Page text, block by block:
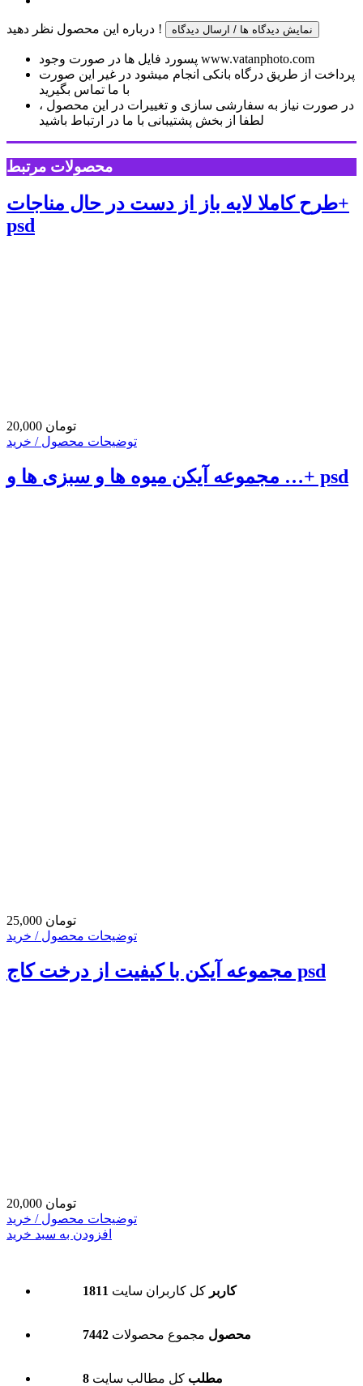
درباره این محصول نظر دهید ! نمایش دیدگاه ها / ارسال دیدگاه
پسورد فایل ها در صورت وجود www.vatanphoto.com
پرداخت از طریق درگاه بانکی انجام میشود در غیر این صورت
با ما تماس بگیرید
در صورت نیاز به سفارشی سازی و تغییرات در این محصول ،
لطفا از بخش پشتیبانی با ما در ارتباط باشید
محصولات مرتبط
طرح کاملا لایه باز از دست در حال مناجات+
psd
20,000 تومان
توضیحات محصول / خرید
مجموعه آیکن میوه ها و سبزی ها و …+ psd
25,000 تومان
توضیحات محصول / خرید
مجموعه آیکن با کیفیت از درخت کاج psd
20,000 تومان
توضیحات محصول / خرید
افزودن به سبد خرید
1811 کاربر کل کاربران سایت
7442 محصول مجموع محصولات
8 مطلب کل مطالب سایت